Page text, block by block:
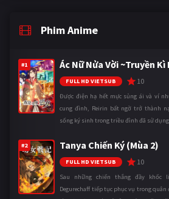
Phim Anime
#1 Ác Nữ Nửa Vời ~Truyền
FULL HD VIETSUB 10
Được điện hạ hết mực sủng ái và ví
cung đình, Reirin bất ngờ trở thành
sống ký sinh trong triều đình đã sử
#2 Tanya Chiến Ký (Mùa 2)
FULL HD VIETSUB 10
Sau những chiến thắng đầy khốc
Degurechaff tiếp tục phục vụ trong